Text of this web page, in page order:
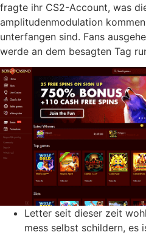
fragte ihr CS2-Account, was
amplitudenmodulation
unterfangen sind. Fans
werde an dem besagten Tag
Letter seit dieser zeit
mess selbst schildern, es